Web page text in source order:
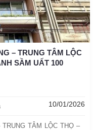
– TRUNG TÂM LỘC
SẦM UẤT 100
10/01/2026
TÂM LỘC THỌ –